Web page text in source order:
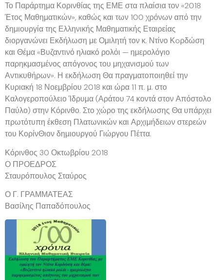
Το Παράρτημα Κορινθίας της ΕΜΕ στα πλαίσια τον «2018
Έτος Μαθηματικών», καθώς και των 100 χρόνων από την
δημιουργία της Ελληνικής Μαθηματικής Εταιρείας
διοργανώνει Εκδήλωση με Ομιλητή τον κ. Ντίνο Κoρδώση
και Θέμα «Βυζαντινό ηλιακό ρολόι — ημερολόγιο
παρηκμασμένος απόγονος του μηχανισμού των
Αντικυθήρων». Η εκδήλωση Θα πραγματοποιηθεί την
Κυριακή 18 Νοεμβρίου 2018 και ώρα 11 π. μ. στο
Καλογεροπούλειο Ίδρυμα (Αράτου 74 κοντά στον Απόστολο
Παύλο) στην Κόρινθο. Στο χώρο της εκδήλωσης Θα υπάρχει
πρωτότυπη έκθεση Πλατωνικών και Αρχιμήδειων στερεών
του ΚορίνΘιον δημιουργού Γιώργου Πέττα.
Κόρινθος 30 Οκτωβρίου 2018
Ο ΠΡΟΕΔΡΟΣ
Σταυρόπουλος Σταύρος
Ο Γ. ΓΡΑΜΜΑΤΕΑΣ
Βασίλης Παπαδόπουλος